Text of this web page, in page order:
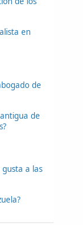
en
de
de
gusta a las